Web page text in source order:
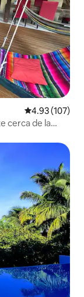
Calificación
4.93 (107)
cerca de la